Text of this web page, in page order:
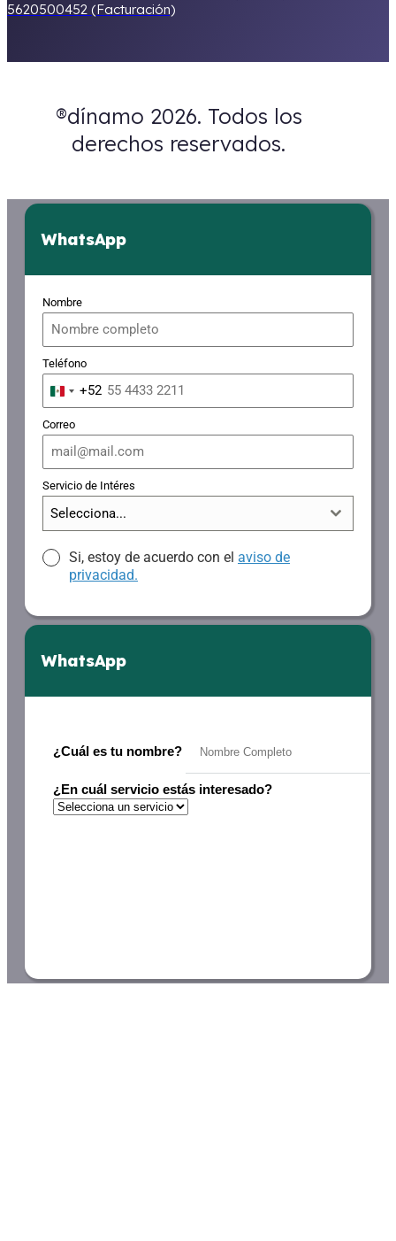
5620500452 (Facturación)
®dínamo 2026. Todos los
derechos reservados.
WhatsApp
Nombre
Teléfono
Mexico
+52
+52
Correo
Servicio de Intéres
Selecciona...
Si, estoy de acuerdo con el aviso de
privacidad.
WhatsApp
¿Cuál es tu nombre?
¿En cuál servicio estás interesado?